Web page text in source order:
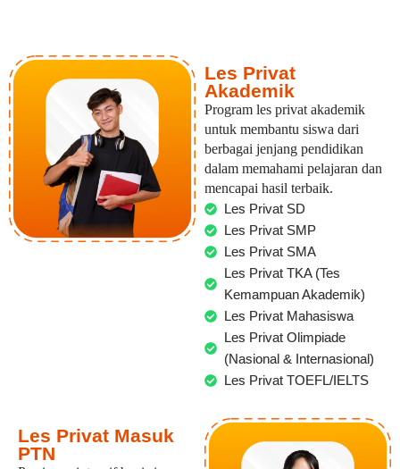
Les Privat
Akademik
Program les privat akademik
untuk membantu siswa dari
berbagai jenjang pendidikan
dalam memahami pelajaran dan
mencapai hasil terbaik.
Les Privat SD
Les Privat SMP
Les Privat SMA
Les Privat TKA (Tes
Kemampuan Akademik)
Les Privat Mahasiswa
Les Privat Olimpiade
(Nasional & Internasional)
Les Privat TOEFL/IELTS
Les Privat Masuk
PTN